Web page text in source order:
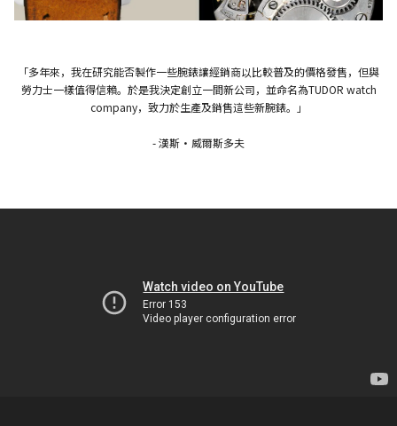
「多年來，我在研究能否製作一些腕錶讓經銷商以比較普及的價格發售，但與
勞力士一樣值得信賴。於是我決定創立一間新公司，並命名為TUDOR watch
company，致力於生產及銷售這些新腕錶。」
- 漢斯・威爾斯多夫